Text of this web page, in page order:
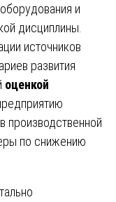
и
дисциплины.
источников
развития
оценкой
производственной
по снижению